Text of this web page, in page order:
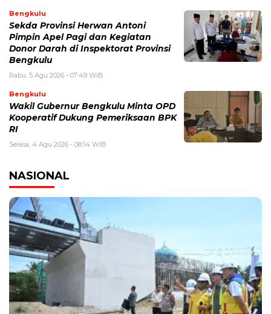
Bengkulu
Sekda Provinsi Herwan Antoni
Pimpin Apel Pagi dan Kegiatan
Donor Darah di Inspektorat Provinsi
Bengkulu
Rabu, 5 Agu 2026 - 07:49 WIB
Bengkulu
Wakil Gubernur Bengkulu Minta OPD
Kooperatif Dukung Pemeriksaan BPK
RI
Selasa, 4 Agu 2026 - 08:14 WIB
NASIONAL